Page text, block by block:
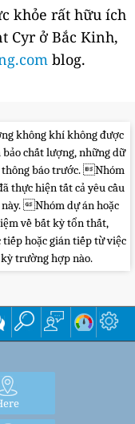
khỏe rất hữu ích
Cyr ở Bắc Kinh,
blog.
không khí không được
chất lượng, những dữ
thông báo trước. Nhóm
thực hiện tất cả yêu cầu
Nhóm dự án hoặc
về bất kỳ tổn thất,
hoặc gián tiếp từ việc
trường hợp nào.